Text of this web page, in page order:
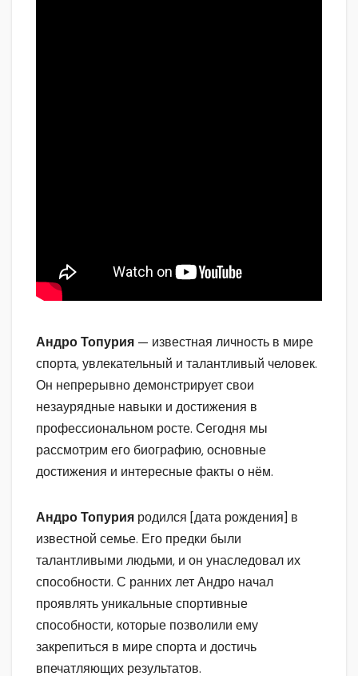
Андро Топурия — известная личность в мире
спорта, увлекательный и талантливый человек.
Он непрерывно демонстрирует свои
незаурядные навыки и достижения в
профессиональном росте. Сегодня мы
рассмотрим его биографию, основные
достижения и интересные факты о нём.
Андро Топурия родился [дата рождения] в
известной семье. Его предки были
талантливыми людьми, и он унаследовал их
способности. С ранних лет Андро начал
проявлять уникальные спортивные
способности, которые позволили ему
закрепиться в мире спорта и достичь
впечатляющих результатов.